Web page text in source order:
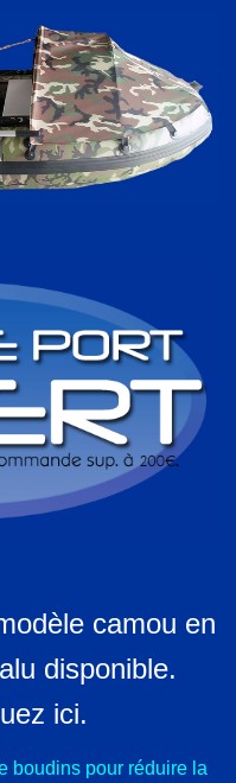
camou en
disponible.
ici.
boudins pour réduire la